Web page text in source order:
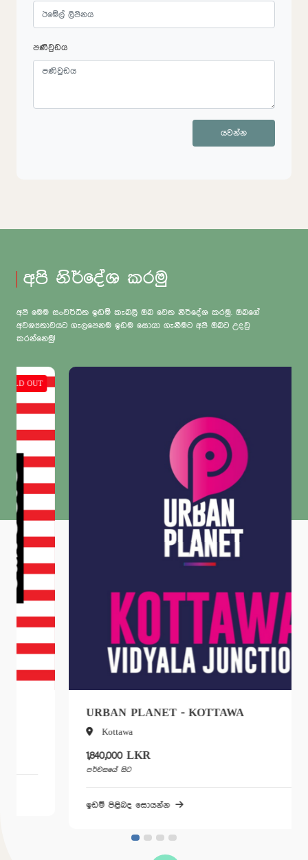
පණිවුඩය
යවන්න
අපි නිර්දේශ කරමු
අපි මෙම සංවර්ධිත ඉඩම් කැබලි ඔබ වෙත නිර්දේශ කරමු. ඔබගේ
අවශ්‍යතාවයට ගැලපෙනම ඉඩම සොයා ගැනීමට අපි ඔබට උදවු
කරන්නෙමු!
URBAN PLANET - KOTTAWA
1,840,000 LKR
ඉඩම් පිළිබද සොයන්න